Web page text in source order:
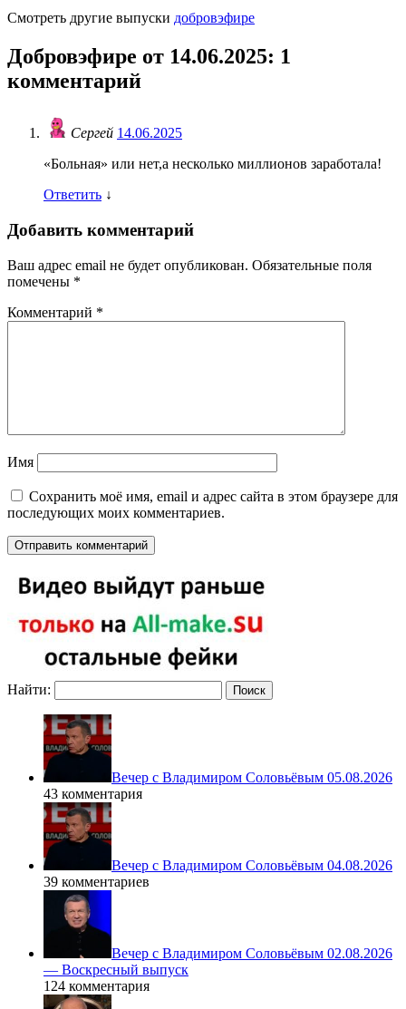
Смотреть другие выпуски добровэфире
Добровэфире от 14.06.2025: 1
комментарий
Сергей 14.06.2025
«Больная» или нет,а несколько миллионов заработала!
Ответить ↓
Добавить комментарий
Ваш адрес email не будет опубликован. Обязательные поля
помечены *
Комментарий *
Имя
Сохранить моё имя, email и адрес сайта в этом браузере для
последующих моих комментариев.
Найти:
Вечер с Владимиром Соловьёвым 05.08.2026
43 комментария
Вечер с Владимиром Соловьёвым 04.08.2026
39 комментариев
Вечер с Владимиром Соловьёвым 02.08.2026
— Воскресный выпуск
124 комментария